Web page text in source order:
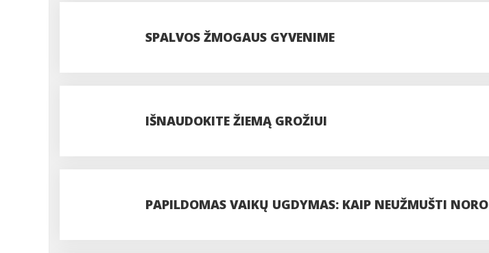
SPALVOS ŽMOGAUS GYVENIME
IŠNAUDOKITE ŽIEMĄ GROŽIUI
PAPILDOMAS VAIKŲ UGDYMAS: KAIP NEUŽMUŠTI NORO